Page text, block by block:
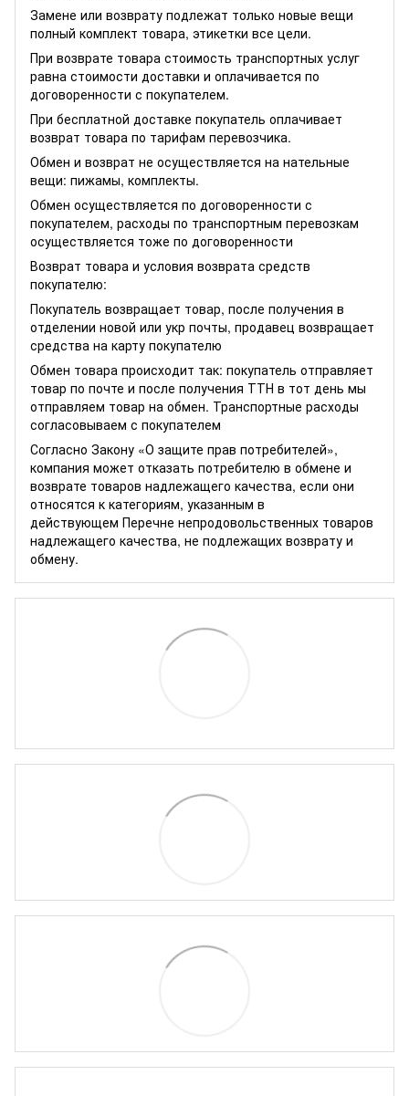
Замене или возврату подлежат только новые вещи
полный комплект товара, этикетки все цели.
При возврате товара стоимость транспортных услуг
равна стоимости доставки и оплачивается по
договоренности с покупателем.
При бесплатной доставке покупатель оплачивает
возврат товара по тарифам перевозчика.
Обмен и возврат не осуществляется на нательные
вещи: пижамы, комплекты.
Обмен осуществляется по договоренности с
покупателем, расходы по транспортным перевозкам
осуществляется тоже по договоренности
Возврат товара и условия возврата средств
покупателю:
Покупатель возвращает товар, после получения в
отделении новой или укр почты, продавец возвращает
средства на карту покупателю
Обмен товара происходит так: покупатель отправляет
товар по почте и после получения ТТН в тот день мы
отправляем товар на обмен. Транспортные расходы
согласовываем с покупателем
Согласно Закону «О защите прав потребителей»,
компания может отказать потребителю в обмене и
возврате товаров надлежащего качества, если они
относятся к категориям, указанным в
действующем Перечне непродовольственных товаров
надлежащего качества, не подлежащих возврату и
обмену.